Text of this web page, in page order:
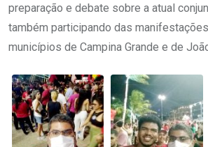
preparação e debate sobre a atual
também participando das
municípios de Campina Grande e de